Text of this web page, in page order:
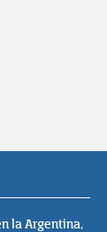
la Argentina,